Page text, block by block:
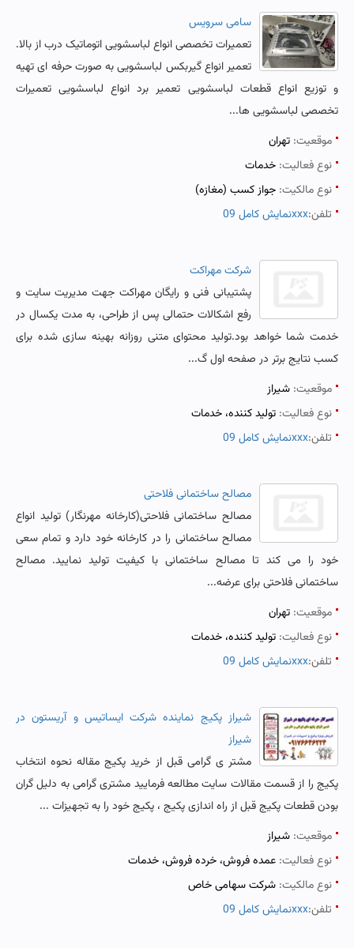
سامی سرویس
تعمیرات تخصصی انواع لباسشویی اتوماتیک درب از بالا.
تعمیر انواع گیربکس لباسشویی به صورت حرفه ای تهیه
و توزیع انواع قطعات لباسشویی تعمیر برد انواع لباسشویی تعمیرات
تخصصی لباسشویی ها...
موقعیت: تهران
نوع فعالیت: خدمات
نوع مالکیت: جواز کسب (مغازه)
تلفن:نمایش کامل 09xxx
شرکت مهراکت
پشتیبانی فنی و رایگان مهراکت جهت مدیریت سایت و
رفع اشکالات حتمالی پس از طراحی، به مدت یکسال در
خدمت شما خواهد بود.تولید محتوای متنی روزانه بهینه سازی شده برای
کسب نتایج برتر در صفحه اول گ...
موقعیت: شیراز
نوع فعالیت: تولید کننده، خدمات
تلفن:نمایش کامل 09xxx
مصالح ساختمانی فلاحتی
مصالح ساختمانی فلاحتی(کارخانه مهرنگار) تولید انواع
مصالح ساختمانی را در کارخانه خود دارد و تمام سعی
خود را می کند تا مصالح ساختمانی با کیفیت تولید نمایید. مصالح
ساختمانی فلاحتی برای عرضه...
موقعیت: تهران
نوع فعالیت: تولید کننده، خدمات
تلفن:نمایش کامل 09xxx
شیراز پکیج نماینده شرکت ایساتیس و آریستون در
شیراز
مشتر ی گرامی قبل از خرید پکیج مقاله نحوه انتخاب
پکیج را از قسمت مقالات سایت مطالعه فرمایید مشتری گرامی به دلیل گران
بودن قطعات پکیج قبل از راه اندازی پکیج ، پکیج خود را به تجهیزات ...
موقعیت: شیراز
نوع فعالیت: عمده فروش، خرده فروش، خدمات
نوع مالکیت: شرکت سهامی خاص
تلفن:نمایش کامل 09xxx